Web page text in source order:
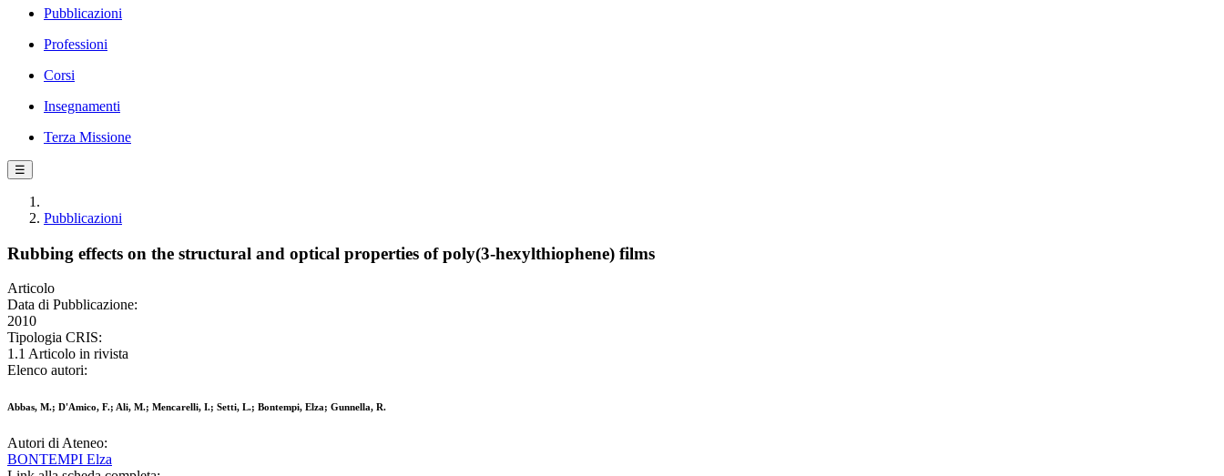
Pubblicazioni
Professioni
Corsi
Insegnamenti
Terza Missione
☰
Pubblicazioni
Rubbing effects on the structural and optical properties of poly(3-hexylthiophene) films
Articolo
Data di Pubblicazione:
2010
Tipologia CRIS:
1.1 Articolo in rivista
Elenco autori:
Abbas, M.; D'Amico, F.; Ali, M.; Mencarelli, I.; Setti, L.; Bontempi, Elza; Gunnella, R.
Autori di Ateneo:
BONTEMPI Elza